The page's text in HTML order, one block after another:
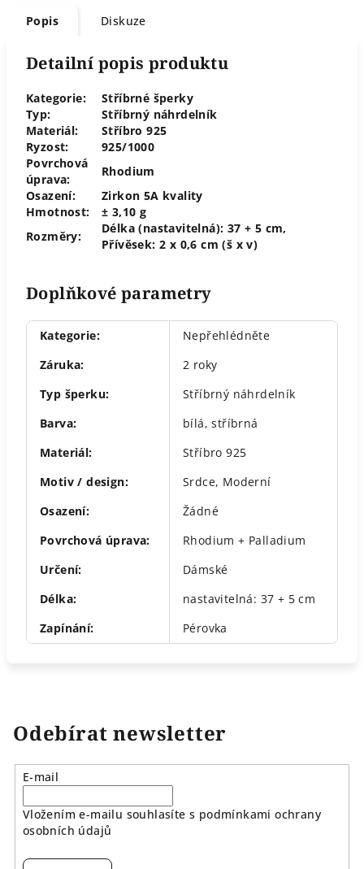
Popis Diskuze
Detailní popis produktu
Kategorie:
Stříbrné šperky
Typ:
Stříbrný náhrdelník
Materiál:
Stříbro 925
Ryzost:
925/1000
Povrchová
úprava:
Rhodium
Osazení:
Zirkon 5A kvality
Hmotnost:
± 3,10 g
Rozměry:
Délka (nastavitelná): 37 + 5 cm,
Přívěsek: 2 x 0,6 cm (š x v)
Doplňkové parametry
Kategorie:
Nepřehlédněte
Záruka:
2 roky
Typ šperku:
Stříbrný náhrdelník
Barva: bílá,stříbrná
Materiál:
Stříbro 925
Motiv / design: Srdce, Moderní
Osazení:
Žádné
Povrchová úprava:
Rhodium + Palladium
Určení:
Dámské
Délka:
nastavitelná: 37 + 5 cm
Zapínání: Pérovka
Odebírat newsletter
E-mail
Vložením e-mailu souhlasíte s podmínkami ochrany
osobních údajů